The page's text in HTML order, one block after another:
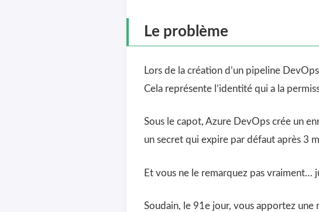
Le problème
Lors de la création d’un pipeline
Cela représente l’identité qui a la
Sous le capot, Azure DevOps crée un
un secret qui expire par défaut après 3
Et vous ne le remarquez pas vraiment…
Soudain, le 91e jour, vous apportez